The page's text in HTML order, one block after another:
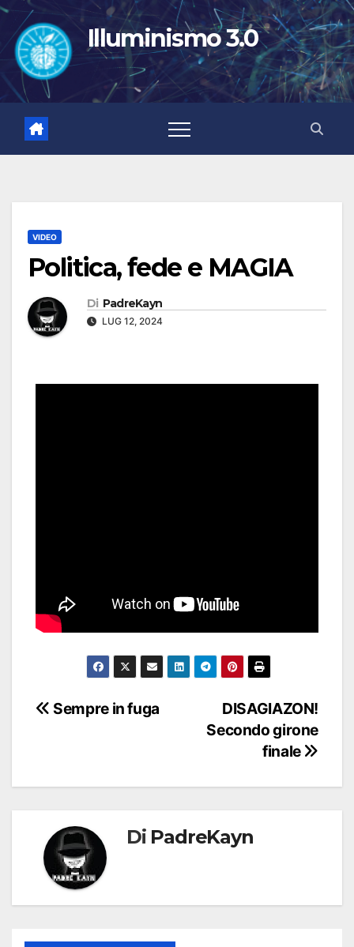
Salta
contenuto
Illuminismo 3.0
VIDEO
Politica, fede e MAGIA
Di PadreKayn
LUG 12, 2024
Navigazione
DISAGIAZON!
Secondo girone
finale
Sempre in fuga
Di PadreKayn